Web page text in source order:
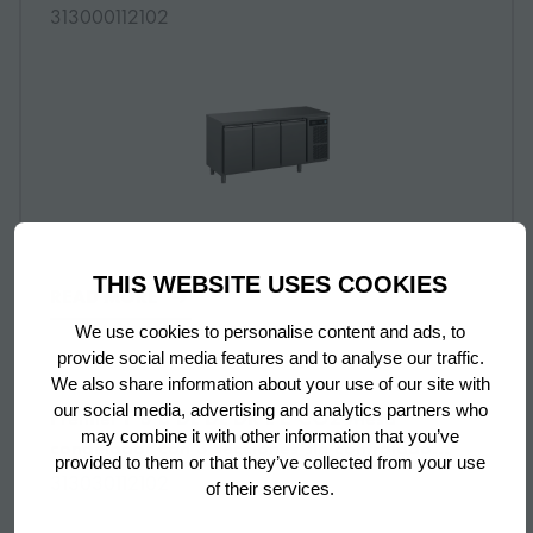
THIS WEBSITE USES COOKIES
We use cookies to personalise content and ads, to
provide social media features and to analyse our traffic.
We also share information about your use of our site with
our social media, advertising and analytics partners who
may combine it with other information that you’ve
provided to them or that they’ve collected from your use
of their services.
para refrigeración a distáncia
313000112102
READ MORE
Premier F 3 B DL DL DR L E CO2 Mesa
congelador con 3 secciones sin controlador
para refrigeración a distáncia
313030112102
More information about: undefined